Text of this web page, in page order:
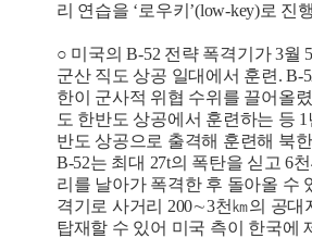
리 연습을 ‘로우키’(low-key)로 진
○ 미국의 B-52 전략 폭격기가 3월
군산 직도 상공 일대에서 훈련. B-
한이 군사적 위협 수위를 끌어올
도 한반도 상공에서 훈련하는 등
반도 상공으로 출격해 훈련해 북
B-52는 최대 27t의 폭탄을 싣고 6
리를 날아가 폭격한 후 돌아올 수
격기로 사거리 200∼3천㎞의 공대
탑재할 수 있어 미국 측이 한국에